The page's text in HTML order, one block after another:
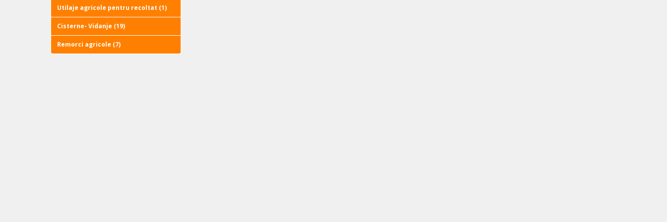
Utilaje agricole pentru recoltat (1)
Cisterne- Vidanje (19)
Remorci agricole (7)